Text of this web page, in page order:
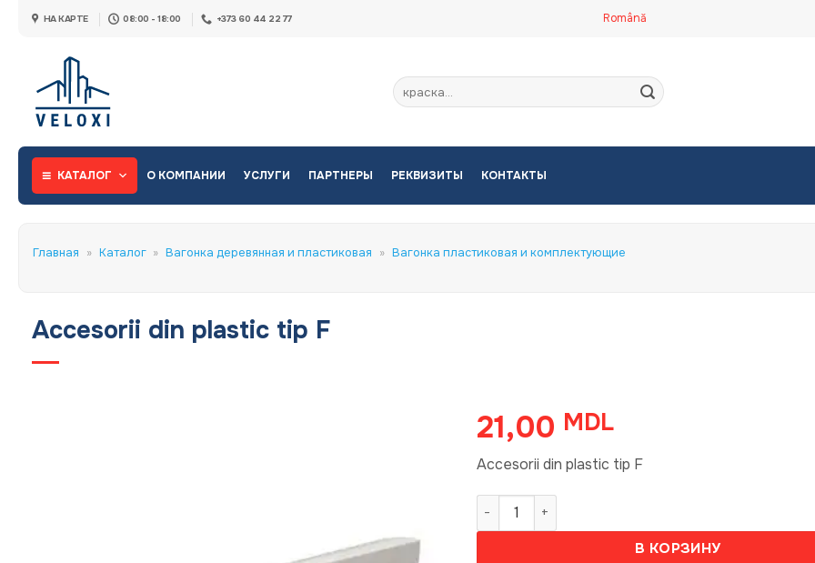
НА КАРТЕ 08:00 - 18:00 +373 60 44 22 77 Română
Искать:
КАТАЛОГ О КОМПАНИИ УСЛУГИ ПАРТНЕРЫ РЕКВИЗИТЫ КОНТАКТЫ
Главная » Каталог » Вагонка деревянная и пластиковая » Вагонка пластиковая и комплектующие
Accesorii din plastic tip F
21,00 MDL
Accesorii din plastic tip F
Количество товара Accesorii din plastic tip F
В КОРЗИНУ